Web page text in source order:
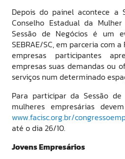
Depois do painel acontece a
Conselho Estadual da
Sessão de Negócios é um
SEBRAE/SC, em parceria com a
empresas participantes
empresas suas demandas ou
serviços num determinado
Para participar da Sessão
mulheres empresárias
www.facisc.org.br/
até o dia 26/10.
Jovens Empresários